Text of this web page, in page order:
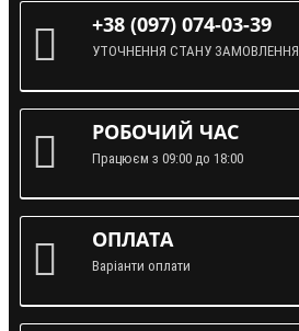
+38 (097) 074-03-39
УТОЧНЕННЯ СТАНУ ЗАМОВЛЕННЯ
РОБОЧИЙ ЧАС
Працюєм з 09:00 до 18:00
ОПЛАТА
Варіанти оплати